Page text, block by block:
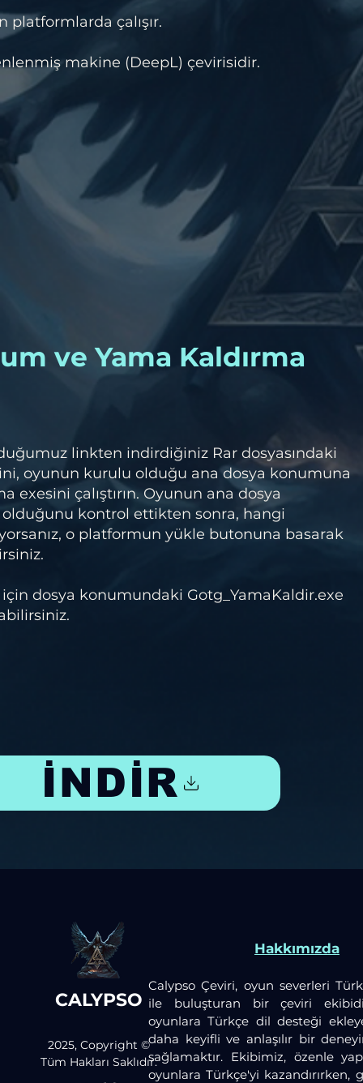
platformlarda çalışır.
makine (DeepL) çevirisidir.
ve Yama Kaldırma
linkten indirdiğiniz Rar dosyasındaki
oyunun kurulu olduğu ana dosya konumuna
exesini çalıştırın. Oyunun ana dosya
kontrol ettikten sonra, hangi
o platformun yükle butonuna basarak
için dosya konumundaki Gotg_YamaKaldir.exe
İNDİR
CALYPSO
2025, Copyright ©
Tüm Hakları Saklıdır.
Hakkımızda
Calypso Çeviri, oyun severleri
ile buluşturan bir çeviri
oyunlara Türkçe dil desteği
daha keyifli ve anlaşılır bir
sağlamaktır. Ekibimiz, özenle
oyunlara Türkçe'yi kazandırırken,